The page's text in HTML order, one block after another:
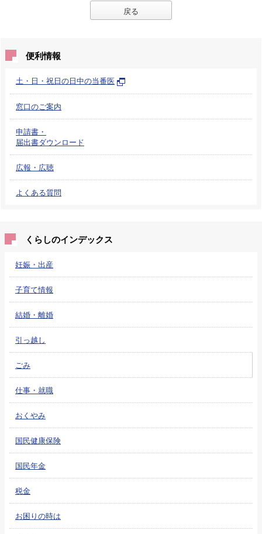
戻る
便利情報
土・日・祝日の日中の当番医
窓口のご案内
申請書・
届出書ダウンロード
広報・広聴
よくある質問
くらしのインデックス
妊娠・出産
子育て情報
結婚・離婚
引っ越し
ごみ
仕事・就職
おくやみ
国民健康保険
国民年金
税金
お困りの時は